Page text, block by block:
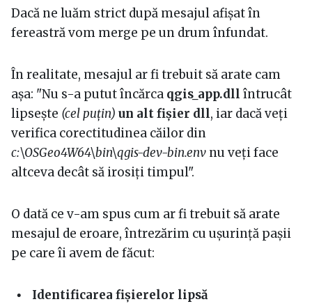
Dacă ne luăm strict după mesajul afișat în
fereastră vom merge pe un drum înfundat.
În realitate, mesajul ar fi trebuit să arate cam
așa: "Nu s-a putut încărca qgis_app.dll întrucât
lipsește (cel puțin) un alt fișier dll, iar dacă veți
verifica corectitudinea căilor din
c:\OSGeo4W64\bin\qgis-dev-bin.env nu veți face
altceva decât să irosiți timpul".
O dată ce v-am spus cum ar fi trebuit să arate
mesajul de eroare, întrezărim cu ușurință pașii
pe care îi avem de făcut:
Identificarea fișierelor lipsă